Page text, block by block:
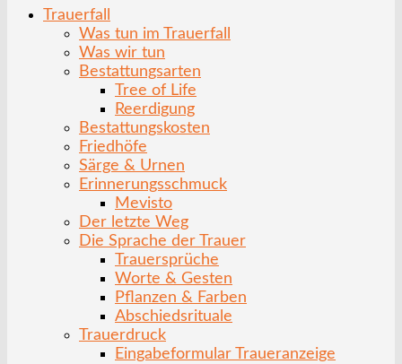
Trauerfall
Was tun im Trauerfall
Was wir tun
Bestattungsarten
Tree of Life
Reerdigung
Bestattungskosten
Friedhöfe
Särge & Urnen
Erinnerungsschmuck
Mevisto
Der letzte Weg
Die Sprache der Trauer
Trauersprüche
Worte & Gesten
Pflanzen & Farben
Abschiedsrituale
Trauerdruck
Eingabeformular Traueranzeige